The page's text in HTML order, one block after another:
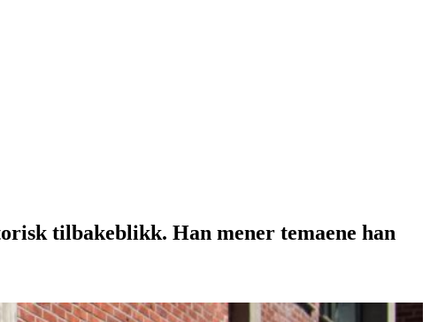
tilbakeblikk. Han mener temaene han